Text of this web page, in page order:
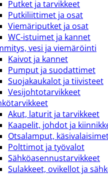
Putket ja tarvikkeet
Putkiliittimet ja osat
Viemäriputket ja osat
WC-istuimet ja kannet
vesi ja viemäröinti
Kaivot ja kannet
Pumput ja suodattimet
Suojakaukalot ja tiivisteet
Vesijohtotarvikkeet
Akut, laturit ja tarvikkeet
Kaapelit, johdot ja
Otsalamput,
Polttimot ja työvalot
Sähköasennustarvikkeet
Sulakkeet, ovikellot ja